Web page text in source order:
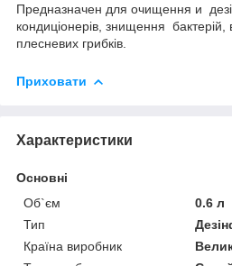
Предназначен для очищення и
кондиціонерів, знищення бактерій,
плесневих грибків.
Приховати
Характеристики
Основні
Об`єм
0.6 л
Тип
Країна виробник